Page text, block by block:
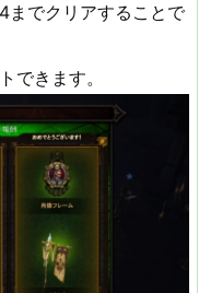
までクリアすることで
できます。